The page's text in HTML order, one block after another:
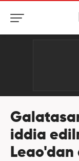
iddia
Leao'dan